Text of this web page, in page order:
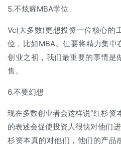
5.不炫耀MBA学位
Vc(大多数)更想投资一位核心的
位，比如MBA。但要将精力集中
创业之初，我们最重要的事情是
售。
6.不要幻想
现在多数创业者会这样说“红杉资
的表述会促使投资人很快对他们
杉资本真的对他们，他们的产品